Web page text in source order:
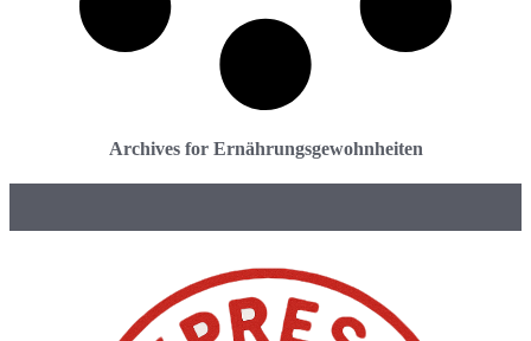
Archives for Ernährungsgewohnheiten